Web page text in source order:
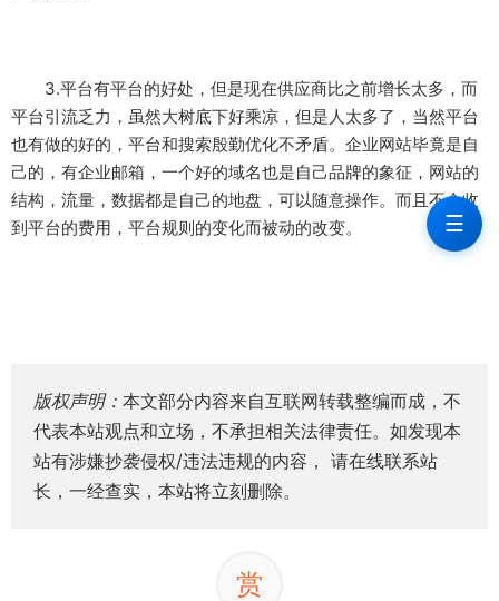
3.平台有平台的好处，但是现在供应商比之前增长太多，而
平台引流乏力，虽然大树底下好乘凉，但是人太多了，当然平台
也有做的好的，平台和搜索殷勤优化不矛盾。企业网站毕竟是自
己的，有企业邮箱，一个好的域名也是自己品牌的象征，网站的
结构，流量，数据都是自己的地盘，可以随意操作。而且不会收
到平台的费用，平台规则的变化而被动的改变。
版权声明： 本文部分内容来自互联网转载整编而成，不
代表本站观点和立场，不承担相关法律责任。如发现本
站有涉嫌抄袭侵权/违法违规的内容， 请在线联系站
长，一经查实，本站将立刻删除。
赏
☰